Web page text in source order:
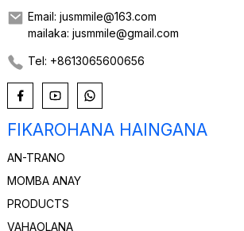
Email: jusmmile@163.com
mailaka: jusmmile@gmail.com
Tel: +8613065600656
FIKAROHANA HAINGANA
AN-TRANO
MOMBA ANAY
PRODUCTS
VAHAOLANA